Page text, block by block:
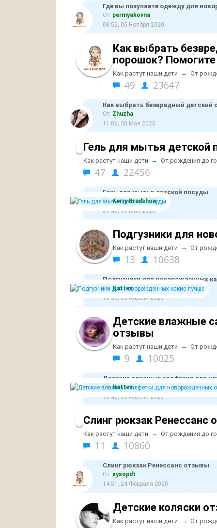
Где вы покупаете одежду для
От: permyakovna
08:52, 05 Ноября 2020
Как выбрать
порошок?
Как растут наши дети → От
49 23647
Как выбрать безвредный
От: Zhuzha
11:06, 30 Мая 2020
Гель для мытья детской
Как растут наши дети → От рождения до
47 22456
Гель для мытья детской посуды
От:Kerry Bradshow
09:40, 30 Мая 2020
Подгузники для
Как растут наши дети → От
13 10638
Подгузники для новорожденных
От: Nattas
18:56, 05 Апреля 2020
Детские влажные
отзывы
Как растут наши дети → От
9 10025
Детские влажные салфетки для
От:Nattas
18:48, 05 Апреля 2020
Слинг рюкзак Ренессанс
Как растут наши дети → От рождения до
11 10860
Слинг рюкзак Ренессанс отзывы
От: sysopdt
14:51, 24 Февраля 2020
Детские коляски
Как растут наши дети → От